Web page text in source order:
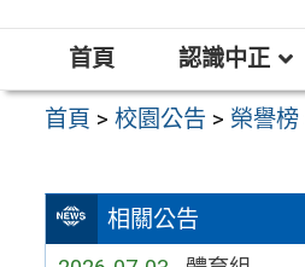
區
首頁 認識中正
首頁 >校園公告 > 榮譽榜
相關公告